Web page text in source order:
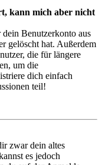
kann mich aber nicht
Benutzerkonto aus
gelöscht hat. Außerdem
die für längere
um die
dich einfach
teil!
zwar dein altes
es jedoch